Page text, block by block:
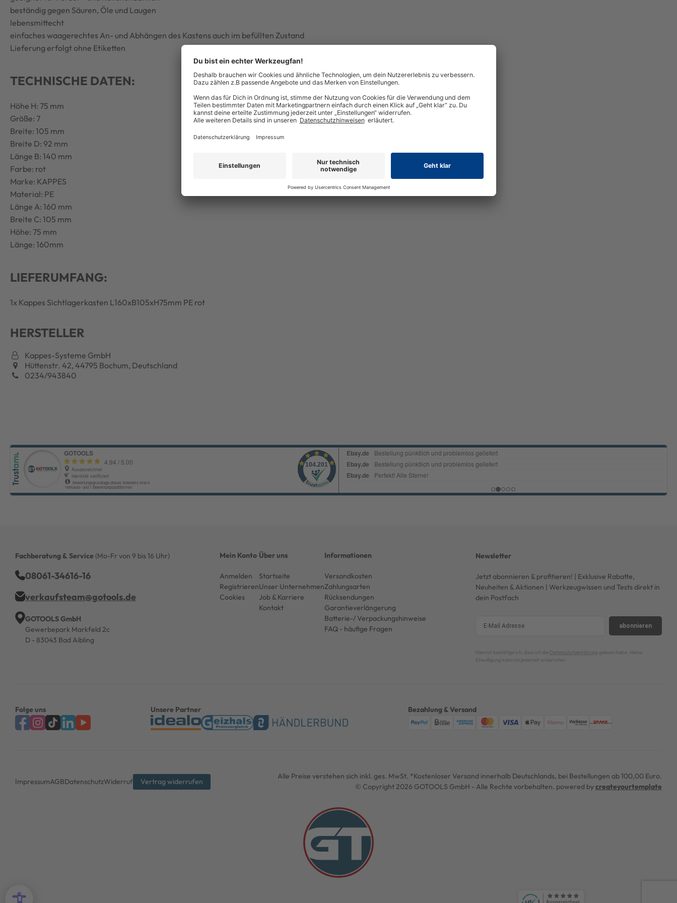
beständig gegen Säuren, Öle und Laugen
lebensmittecht
einfaches waagerechtes An- und Abhängen des Kastens auch im befüllten Zustand
Lieferung erfolgt ohne Etiketten
TECHNISCHE DATEN:
Höhe H: 75 mm
Größe: 7
Breite: 105 mm
Breite D: 92 mm
Länge B: 140 mm
Farbe: rot
Marke: KAPPES
Material: PE
Länge A: 160 mm
Breite C: 105 mm
Höhe: 75 mm
Länge: 160mm
LIEFERUMFANG:
1x Kappes Sichtlagerkasten L160xB105xH75mm PE rot
HERSTELLER
Kappes-Systeme GmbH
Hüttenstr. 42, 44795 Bochum, Deutschland
0234/943840
Fachberatung & Service (Mo-Fr von 9 bis 16 Uhr)
08061-34616-16
verkaufsteam@gotools.de
GOTOOLS GmbH
Gewerbepark Markfeld 2c
D - 83043 Bad Aibling
Mein Konto
Anmelden
Registrieren
Cookies
Über uns
Startseite
Unser Unternehmen
Job & Karriere
Kontakt
Informationen
Versandkosten
Zahlungsarten
Rücksendungen
Garantieverlängerung
Batterie-/ Verpackungshinweise
FAQ - häufige Fragen
Newsletter
Jetzt abonnieren & profitieren! | Exklusive Rabatte,
Neuheiten & Aktionen | Werkzeugwissen und Tests direkt in
dein Postfach
abonnieren
Hiermit bestätige ich, dass ich die Datenschutzerklärung gelesen habe. Meine
Einwilligung kann ich jederzeit widerrufen.
Folge uns Unsere Partner Bezahlung & Versand
ImpressumAGBDatenschutzWiderruf Vertrag widerrufen
Alle Preise verstehen sich inkl. ges. MwSt. *Kostenloser Versand innerhalb Deutschlands, bei Bestellungen ab 100,00 Euro.
© Copyright 2026 GOTOOLS GmbH - Alle Rechte vorbehalten. powered bycreateyourtemplate